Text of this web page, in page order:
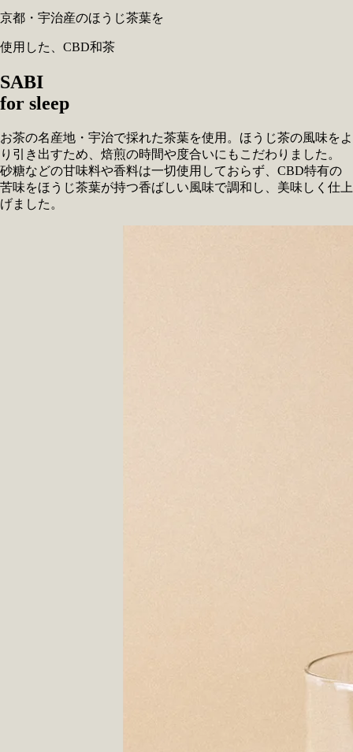
京都・宇治産のほうじ茶葉を
使用した、CBD和茶
SABI
for sleep
お茶の名産地・宇治で採れた茶葉を使用。ほうじ茶の風味をよ
り引き出すため、焙煎の時間や度合いにもこだわりました。
砂糖などの甘味料や香料は一切使用しておらず、CBD特有の
苦味をほうじ茶葉が持つ香ばしい風味で調和し、美味しく仕上
げました。